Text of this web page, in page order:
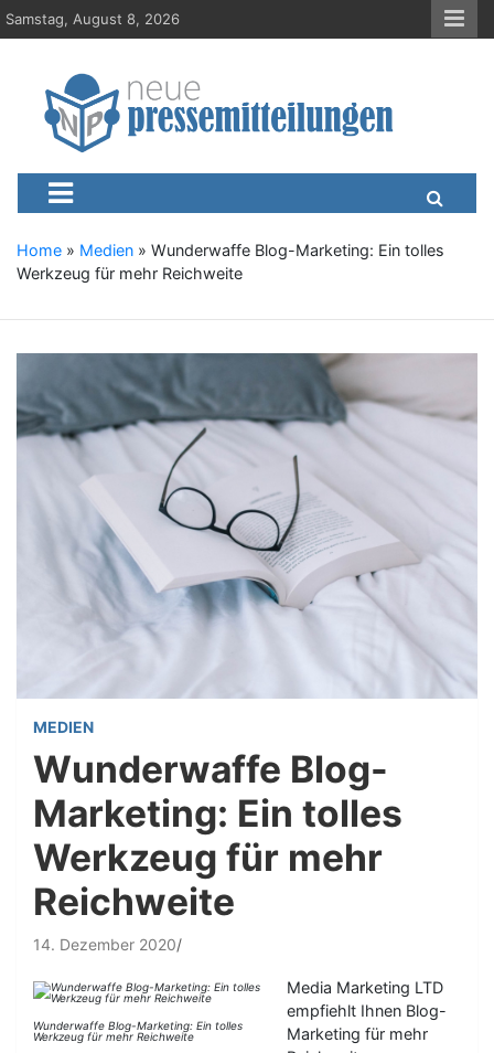
S
k
Samstag, August 8, 2026
Neue-
Presseportal, Nachrichten, News, Meldungen, Wirtschaft
Home » Medien » Wunderwaffe Blog-Marketing: Ein tolles
Werkzeug für mehr Reichweite
MEDIEN
Wunderwaffe Blog-
Marketing: Ein tolles
Werkzeug für mehr
Reichweite
14. Dezember 2020
Wunderwaffe Blog-Marketing: Ein tolles
Werkzeug für mehr Reichweite
Media Marketing LTD
empfiehlt Ihnen Blog-
Marketing für mehr